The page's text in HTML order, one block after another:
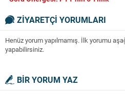
ZİYARETÇİ YORUMLARI
Henüz yorum yapılmamış. İlk yorumu
yapabilirsiniz.
BİR YORUM YAZ